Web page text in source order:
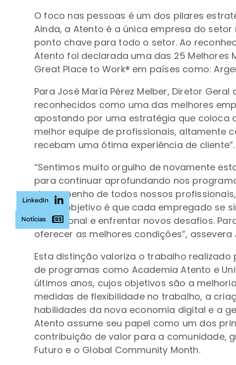
O foco nas pessoas é um dos pilares
Ainda, a Atento é a única empresa do
ponto chave para todo o setor. Ao
Atento foi declarada uma das 25 Melhores
Great Place to Work® em países como:
Para José María Pérez Melber, Diretor
reconhecidos como uma das melhores
apostando por uma estratégia que coloca
melhor equipe de profissionais, altamente
recebam uma ótima experiência de cliente”.
“Sentimos muito orgulho de novamente
para continuar aprofundando nos
desempenho de todos nossos
Nosso objetivo é que cada empregado
profissional e enfrentar novos desafios.
oferecer as melhores condições”,
Esta distinção valoriza o trabalho
de programas como Academia Atento e
últimos anos, cujos objetivos são a
medidas de flexibilidade no trabalho, a
habilidades da nova economia digital e a
Atento assume seu papel como um dos
contribuição de valor para a comunidade,
Futuro e o Global Community Month.
LinkedIn
Notícias